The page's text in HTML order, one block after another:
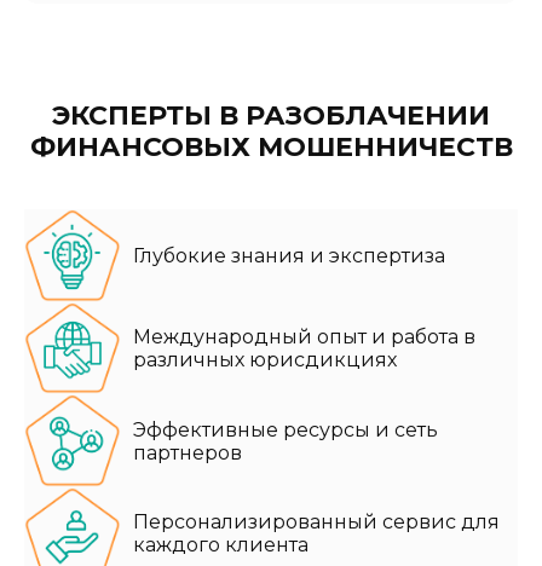
ЭКСПЕРТЫ В РАЗОБЛАЧЕНИИ
ФИНАНСОВЫХ МОШЕННИЧЕСТВ
Глубокие знания и экспертиза
Международный опыт и работа в
различных юрисдикциях
Эффективные ресурсы и сеть
партнеров
Персонализированный сервис для
каждого клиента